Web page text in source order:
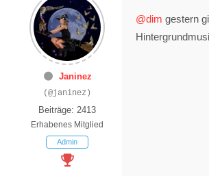
Janinez
(@janinez)
Beiträge: 2413
Erhabenes Mitglied
Admin
@dim gestern